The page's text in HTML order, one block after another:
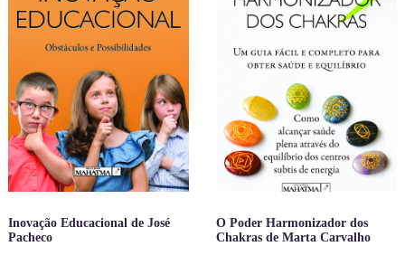
Inovação Educacional de José
Pacheco
O Poder Harmonizador dos
Chakras de Marta Carvalho